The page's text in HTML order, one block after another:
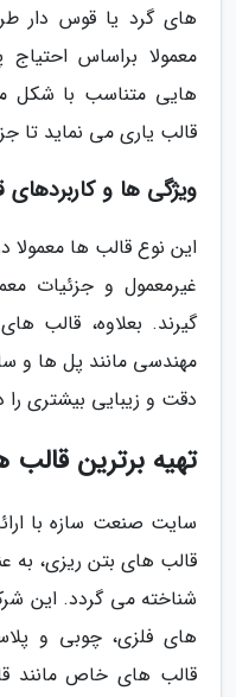
های گرد یا قوس دار
معمولا براساس
هایی متناسب با شکل
قالب یاری می نماید تا
ویژگی ها و
این نوع قالب ها
غیرمعمول و جزئیات
گیرند. بعلاوه، قالب
مهندسی مانند پل ها و
دقت و زیبایی بیشتری را
تهیه برترین
سایت صنعت سازه با
قالب های بتن ریزی، به
شناخته می گردد. این
های فلزی، چوبی و
قالب های خاص مانند